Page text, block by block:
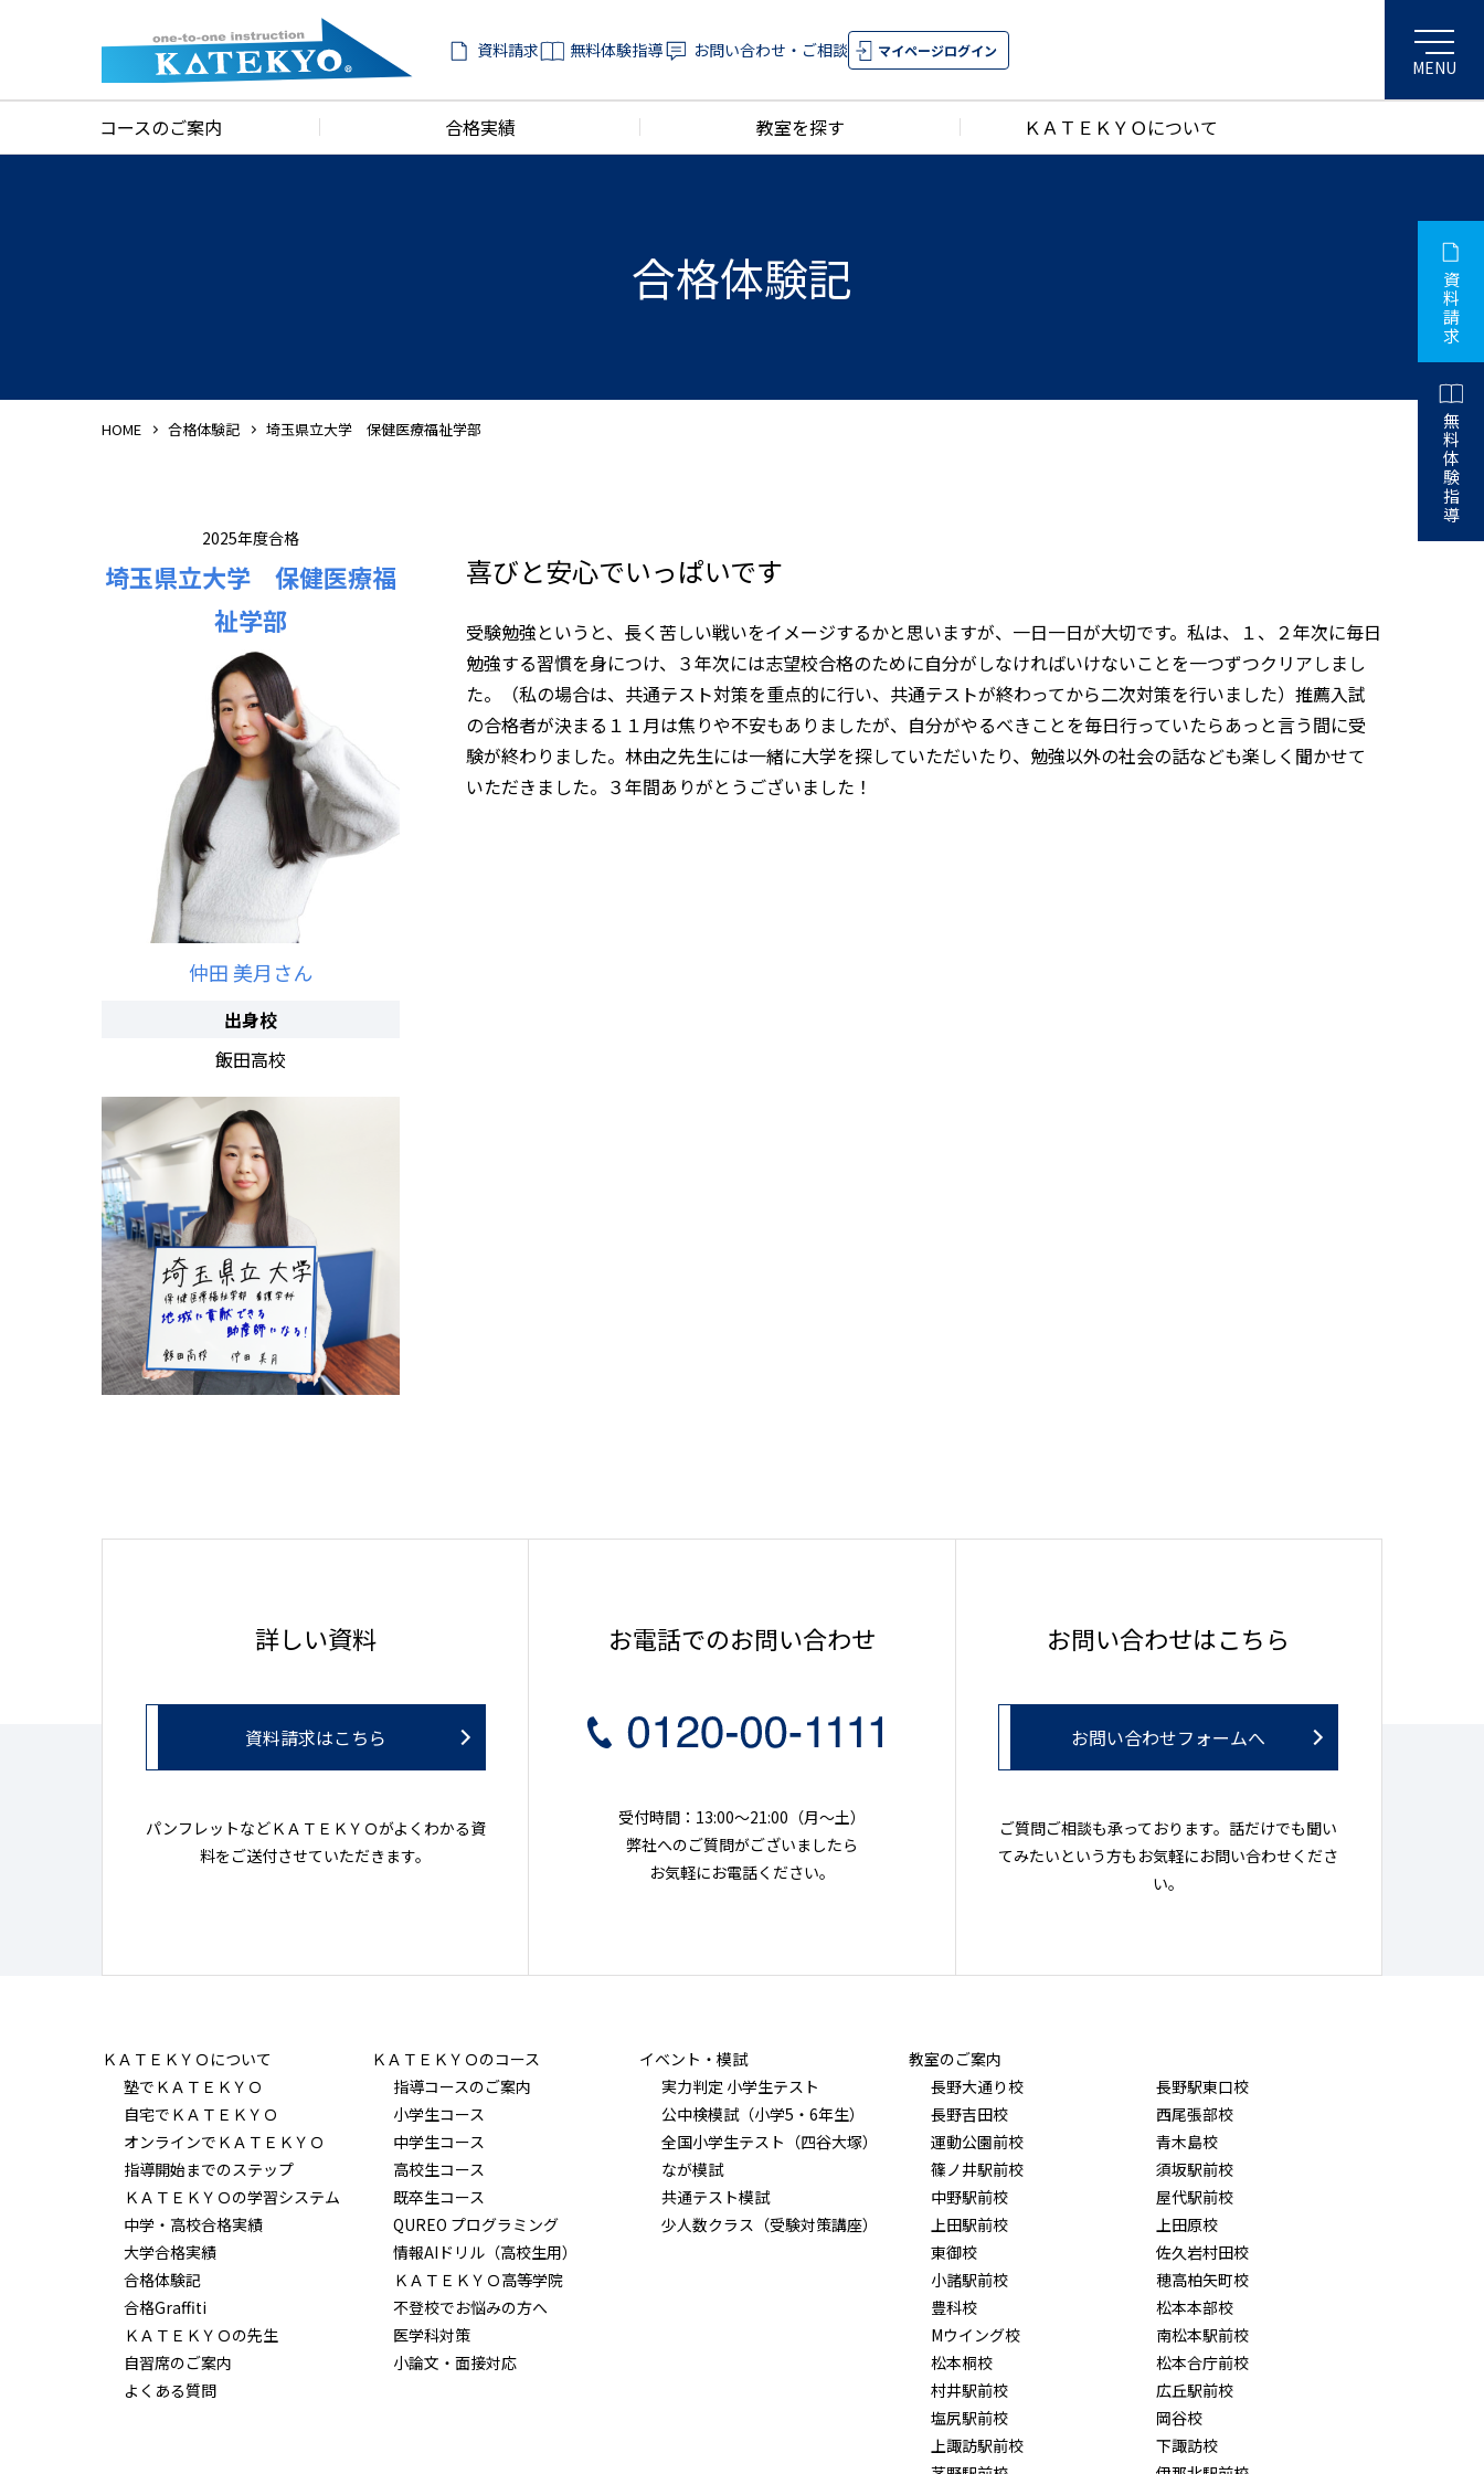
資料請求 無料体験指導 お問い合わせ・ご相談 マイページログイン
コースのご案内 合格実績 教室を探す ＫＡＴＥＫＹＯについて
合格体験記
HOME 合格体験記 埼玉県立大学 保健医療福祉学部
2025年度合格
埼玉県立大学 保健医療福
祉学部
仲田 美月さん
出身校
飯田高校
喜びと安心でいっぱいです
受験勉強というと、長く苦しい戦いをイメージするかと思いますが、一日一日が大切です。私は、１、２年次に毎日
勉強する習慣を身につけ、３年次には志望校合格のために自分がしなければいけないことを一つずつクリアしまし
た。（私の場合は、共通テスト対策を重点的に行い、共通テストが終わってから二次対策を行いました）推薦入試
の合格者が決まる１１月は焦りや不安もありましたが、自分がやるべきことを毎日行っていたらあっと言う間に受
験が終わりました。林由之先生には一緒に大学を探していただいたり、勉強以外の社会の話なども楽しく聞かせて
いただきました。３年間ありがとうございました！
詳しい資料
資料請求はこちら
パンフレットなどＫＡＴＥＫＹＯがよくわかる資
料をご送付させていただきます。
お電話でのお問い合わせ
受付時間：13:00～21:00（月〜土）
弊社へのご質問がございましたら
お気軽にお電話ください。
お問い合わせはこちら
お問い合わせフォームへ
ご質問ご相談も承っております。話だけでも聞い
てみたいという方もお気軽にお問い合わせくださ
い。
ＫＡＴＥＫＹＯについて
塾でＫＡＴＥＫＹＯ
自宅でＫＡＴＥＫＹＯ
オンラインでＫＡＴＥＫＹＯ
指導開始までのステップ
ＫＡＴＥＫＹＯの学習システム
中学・高校合格実績
大学合格実績
合格体験記
合格Graffiti
ＫＡＴＥＫＹＯの先生
自習席のご案内
よくある質問
ＫＡＴＥＫＹＯのコース
指導コースのご案内
小学生コース
中学生コース
高校生コース
既卒生コース
QUREO プログラミング
情報AIドリル（高校生用）
ＫＡＴＥＫＹＯ高等学院
不登校でお悩みの方へ
医学科対策
小論文・面接対応
イベント・模試
実力判定 小学生テスト
公中検模試（小学5・6年生）
全国小学生テスト（四谷大塚）
なが模試
共通テスト模試
少人数クラス（受験対策講座）
教室のご案内
長野大通り校
長野駅東口校
長野吉田校
西尾張部校
運動公園前校
青木島校
篠ノ井駅前校
須坂駅前校
中野駅前校
屋代駅前校
上田駅前校
上田原校
東御校
佐久岩村田校
小諸駅前校
穂高柏矢町校
豊科校
松本本部校
Mウイング校
南松本駅前校
松本桐校
松本合庁前校
村井駅前校
広丘駅前校
塩尻駅前校
岡谷校
上諏訪駅前校
下諏訪校
資
料
請
求
無
料
体
験
指
導